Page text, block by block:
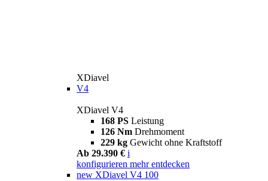
XDiavel
V4
XDiavel V4
168 PS Leistung
126 Nm Drehmoment
229 kg Gewicht ohne Kraftstoff
Ab 29.390 € i
konfigurieren mehr entdecken
new XDiavel V4 100